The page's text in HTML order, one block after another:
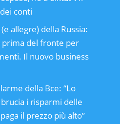
conti
allegre) della Russia:
del fronte per
Il nuovo business
della Bce: “Lo
i risparmi delle
il prezzo più alto”